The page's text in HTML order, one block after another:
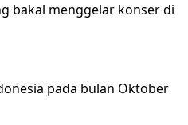
bakal menggelar konser di
pada bulan Oktober